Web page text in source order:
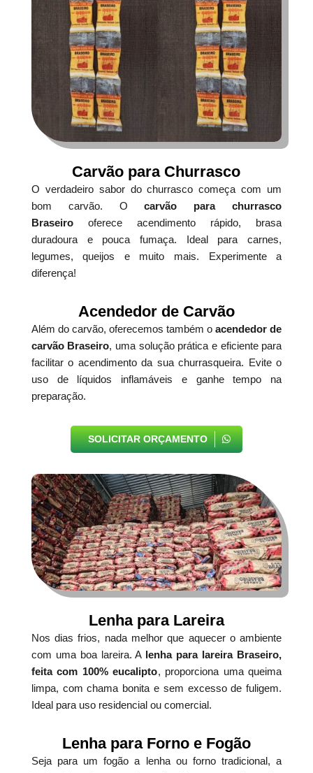
Carvão para Churrasco
O verdadeiro sabor do churrasco começa com um
bom carvão. Ocarvão para churrasco
Braseirooferece acendimento rápido, brasa
duradoura e pouca fumaça. Ideal para carnes,
legumes, queijos e muito mais. Experimente a
diferença!
Acendedor de Carvão
Além do carvão, oferecemos também oacendedor de
carvão Braseiro, uma solução prática e eficiente para
facilitar o acendimento da sua churrasqueira. Evite o
uso de líquidos inflamáveis e ganhe tempo na
preparação.
SOLICITAR ORÇAMENTO
Lenha para Lareira
Nos dias frios, nada melhor que aquecer o ambiente
com uma boa lareira. A lenha para lareira Braseiro,
feita com 100% eucalipto, proporciona uma queima
limpa, com chama bonita e sem excesso de fuligem.
Ideal para uso residencial ou comercial.
Lenha para Forno e Fogão
Seja para um fogão a lenha ou forno tradicional, a